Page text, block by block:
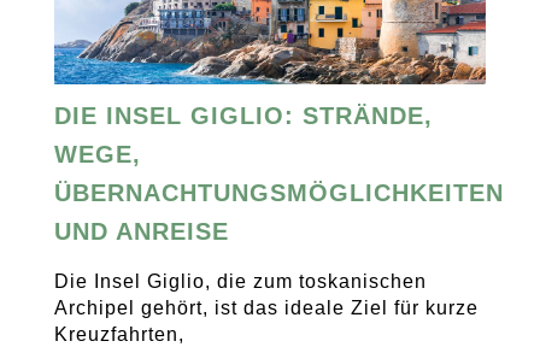
DIE INSEL GIGLIO: STRÄNDE,
WEGE,
ÜBERNACHTUNGSMÖGLICHKEITEN
UND ANREISE
Die Insel Giglio, die zum toskanischen
Archipel gehört, ist das ideale Ziel für kurze
Kreuzfahrten,